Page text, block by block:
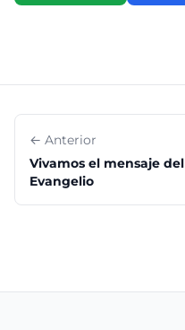
← Anterior
Vivamos el mensaje del
Evangelio